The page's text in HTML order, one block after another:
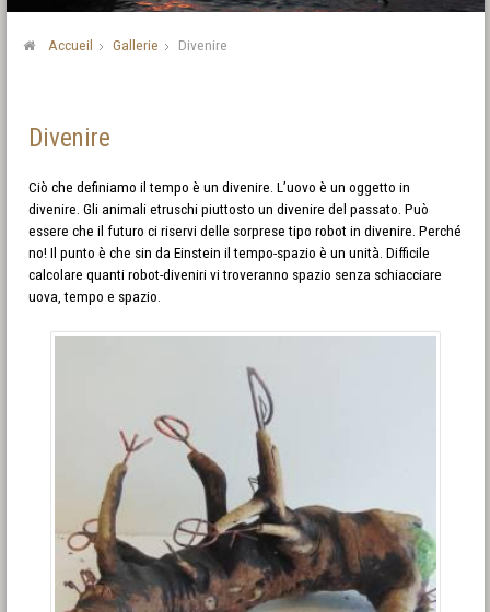
Accueil Gallerie Divenire
Divenire
Ciò che definiamo il tempo è un divenire. L’uovo è un oggetto in
divenire. Gli animali etruschi piuttosto un divenire del passato. Può
essere che il futuro ci riservi delle sorprese tipo robot in divenire. Perché
no! Il punto è che sin da Einstein il tempo-spazio è un unità. Difficile
calcolare quanti robot-diveniri vi troveranno spazio senza schiacciare
uova, tempo e spazio.